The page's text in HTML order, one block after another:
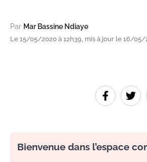
Par Mar Bassine Ndiaye
Le 15/05/2020 à 12h39, mis à jour le 16/05/
Bienvenue dans l’espace